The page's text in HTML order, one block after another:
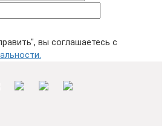
вы соглашаетесь с